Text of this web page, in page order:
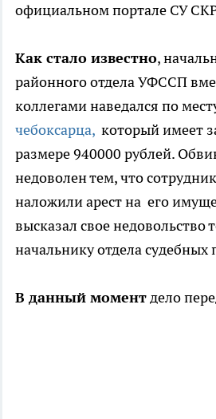
официальном портале СУ
Как стало известно,
районного отдела УФССП
коллегами наведался по
чебоксарца, который имеет
размере 940000 рублей.
недоволен тем, что
наложили арест на его
высказал свое недовольство
начальнику отдела судебных
В данный моментдело